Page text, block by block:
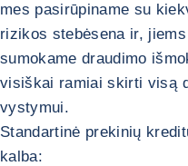
mes pasirūpiname su
rizikos stebėsena ir,
sumokame draudimo
visiškai ramiai skirti visą
vystymui.
Standartinė prekinių
kalba: